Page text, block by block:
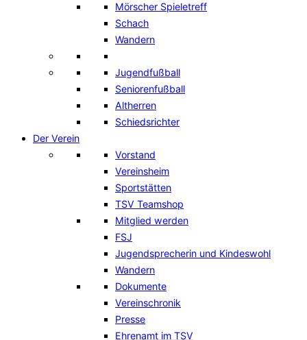
Mörscher Spieletreff
Schach
Wandern
Jugendfußball
Seniorenfußball
Altherren
Schiedsrichter
Der Verein
Vorstand
Vereinsheim
Sportstätten
TSV Teamshop
Mitglied werden
FSJ
Jugendsprecherin und Kindeswohl
Wandern
Dokumente
Vereinschronik
Presse
Ehrenamt im TSV